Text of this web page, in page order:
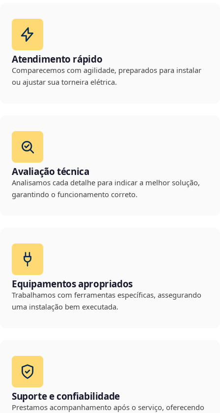
Atendimento rápido
Comparecemos com agilidade, preparados para instalar
ou ajustar sua torneira elétrica.
Avaliação técnica
Analisamos cada detalhe para indicar a melhor solução,
garantindo o funcionamento correto.
Equipamentos apropriados
Trabalhamos com ferramentas específicas, assegurando
uma instalação bem executada.
Suporte e confiabilidade
Prestamos acompanhamento após o serviço, oferecendo